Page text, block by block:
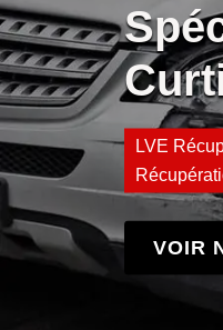
LVE
VOIR